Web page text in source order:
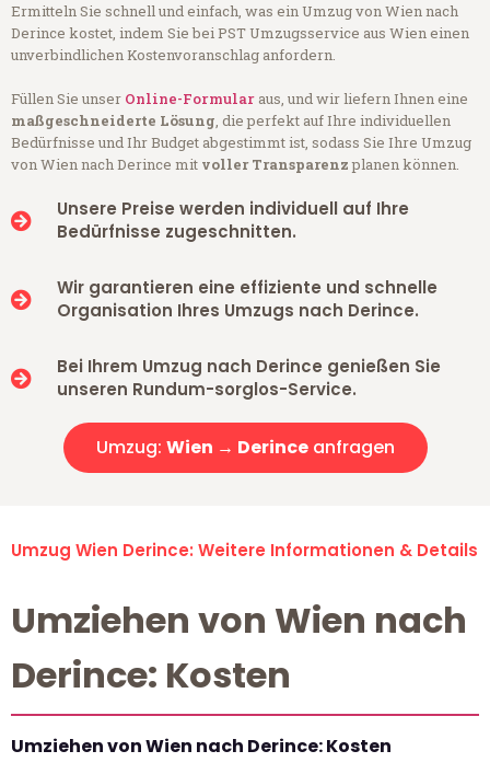
Ermitteln Sie schnell und einfach, was ein Umzug von Wien nach
Derince kostet, indem Sie bei PST Umzugsservice aus Wien einen
unverbindlichen Kostenvoranschlag anfordern.
Füllen Sie unser Online-Formular aus, und wir liefern Ihnen eine
maßgeschneiderte Lösung, die perfekt auf Ihre individuellen
Bedürfnisse und Ihr Budget abgestimmt ist, sodass Sie Ihre Umzug
von Wien nach Derince mit voller Transparenzplanen können.
Unsere Preise werden individuell auf Ihre
Bedürfnisse zugeschnitten.
Wir garantieren eine effiziente und schnelle
Organisation Ihres Umzugs nach Derince.
Bei Ihrem Umzug nach Derince genießen Sie
unseren Rundum-sorglos-Service.
Umzug: Wien → Derinceanfragen
Umzug Wien Derince: Weitere Informationen & Details
Umziehen von Wien nach
Derince: Kosten
Umziehen von Wien nach Derince: Kosten